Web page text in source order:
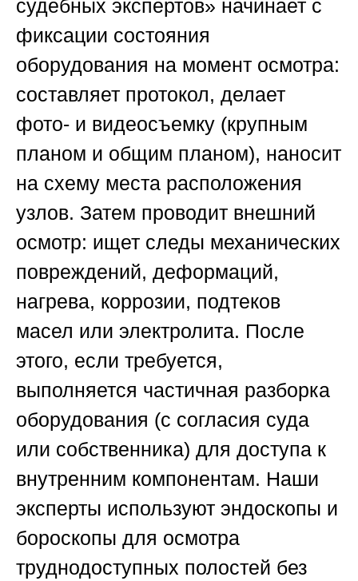
судебных экспертов» начинает с
фиксации состояния
оборудования на момент осмотра:
составляет протокол, делает
фото- и видеосъемку (крупным
планом и общим планом), наносит
на схему места расположения
узлов. Затем проводит внешний
осмотр: ищет следы механических
повреждений, деформаций,
нагрева, коррозии, подтеков
масел или электролита. После
этого, если требуется,
выполняется частичная разборка
оборудования (с согласия суда
или собственника) для доступа к
внутренним компонентам. Наши
эксперты используют эндоскопы и
бороскопы для осмотра
труднодоступных полостей без